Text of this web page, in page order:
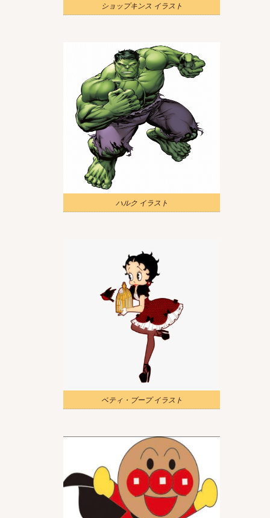
ショップキンス イラスト
ハルク イラスト
ベティ・ブープ イラスト